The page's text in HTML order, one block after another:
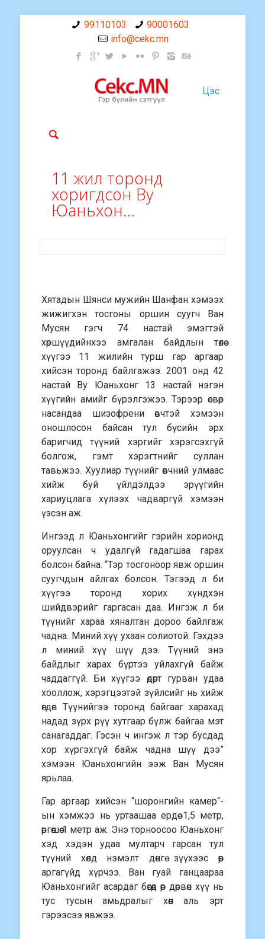
99110103
90001603
info@cekc.mn
Цэс
11 жил торонд
хоригдсон Ву
Юаньхон…
Хятадын Шянси мужийн Шанфан хэмээх
жижигхэн тосгоны оршин суугч Ван
Мусян гэгч 74 настай эмэгтэй
хөршүүдийнхээ амгалан байдлын төлөө
хүүгээ 11 жилийн турш гар аргаар
хийсэн торонд байлгажээ. 2001 онд 42
настай Ву Юаньхонг 13 настай нэгэн
хүүгийн амийг бүрэлгэжээ. Тэрээр өсвөр
насандаа шизофрени өвчтэй хэмээн
оношлосон байсан тул бүсийн эрх
баригчид түүний хэргийг хэрэгсэхгүй
болгож, гэмт хэрэгтнийг суллан
тавьжээ. Хуулиар түүнийг өвчний улмаас
хийж буй үйлдэлдээ эрүүгийн
хариуцлага хүлээх чадваргүй хэмээн
үзсэн аж.
Ингээд л Юаньхонгийг гэрийн хорионд
оруулсан ч удалгүй гадагшаа гарах
болсон байна. “Тэр тосгоноор явж оршин
суугчдын айлгах болсон. Тэгээд л би
хүүгээ торонд хорих хүндхэн
шийдвэрийг гаргасан даа. Ингэж л би
түүнийг хараа хяналтан дороо байлгаж
чадна. Миний хүү ухаан солиотой. Гэхдээ
л миний хүү шүү дээ. Түүний энэ
байдлыг харах бүртээ уйлахгүй байж
чаддаггүй. Би хүүгээ өдөрт гурван удаа
хооллож, хэрэгцээтэй зүйлсийг нь хийж
өгдөг. Түүнийгээ торонд байгааг харахад
надад зүрх рүү хутгаар бүлж байгаа мэт
санагаддаг. Гэсэн ч ингэж л тэр бусдад
хор хүргэхгүй байж чадна шүү дээ”
хэмээн Юаньхонгийн ээж Ван Мусян
ярьлаа.
Гар аргаар хийсэн “шоронгийн камер“-
ын хэмжээ нь уртаашаа ердөө 1,5 метр,
өргөөшөө 1 метр аж. Энэ торноосоо Юаньхонг
хэд хэдэн удаа мултарч гарсан тул
түүний хөлд нэмэлт дөнгө зүүхээс өөр
аргагүйд хүрчээ. Ван гуай ганцаараа
Юаньхонгийг асардаг бөгөөд өөр дөрвөн хүү нь
тус тусын амьдралыг хөөн аль эрт
гэрээсээ явжээ.